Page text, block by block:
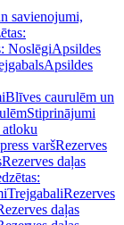
savienojumi,
NoslēgiApsildes
Apsildes
Blīves caurulēm un
Stiprinājumi
varšRezerves
Rezerves daļas
TrejgabaliRezerves
daļas